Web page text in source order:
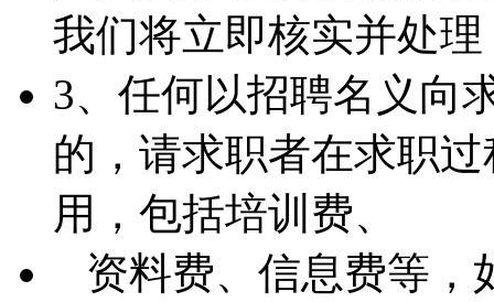
我们将立即核实并处理
3、任何以招聘名义向
的，请求职者在求职
用，包括培训费、
资料费、信息费等，